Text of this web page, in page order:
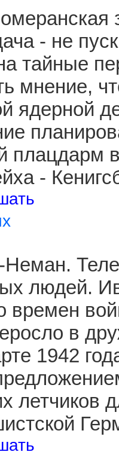
- не
тайные
мнение,
ядерной
плацдарм
-
людей.
времен
в
1942
летчиков